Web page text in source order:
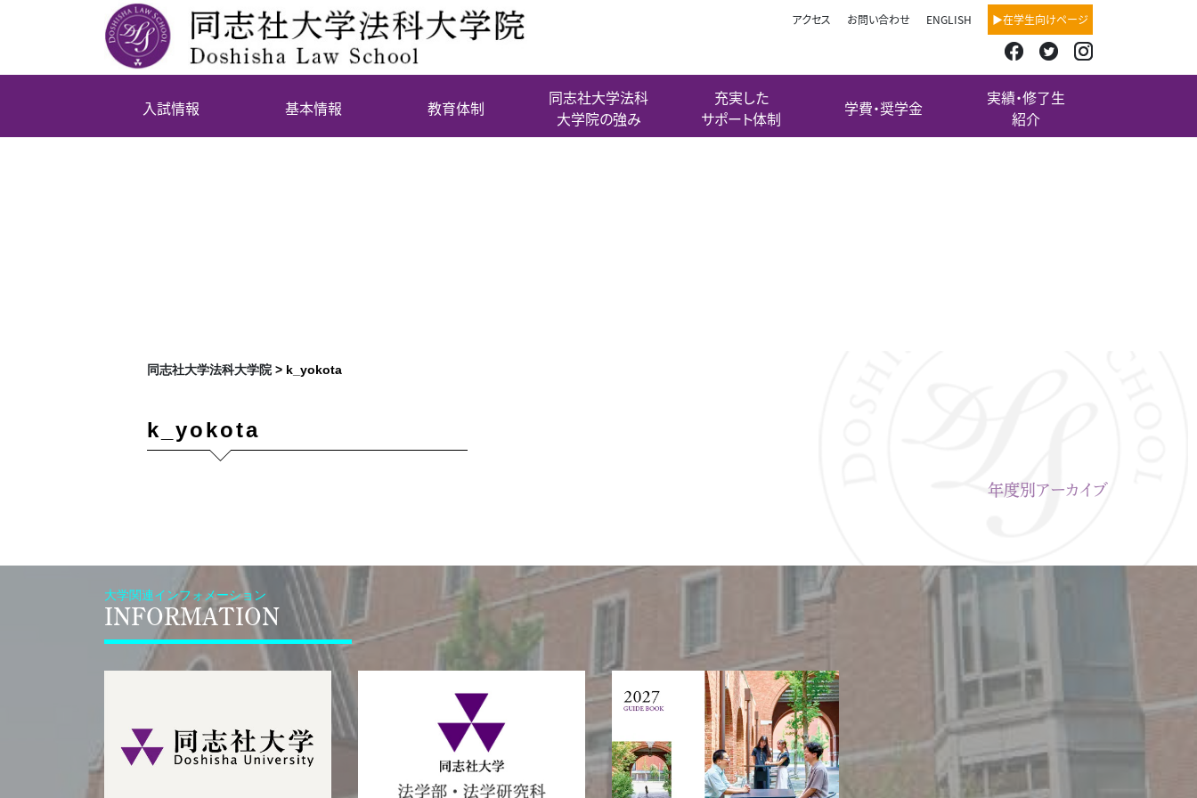
アクセス お問い合わせ ENGLISH ▶在学生向けページ
入試情報 基本情報 教育体制
同志社大学法科
大学院の強み
充実した
サポート体制
学費・奨学金
実績・修了生
紹介
同志社大学法科大学院> k_yokota
k_yokota
年度別アーカイブ
大学関連インフォメーション
INFORMATION